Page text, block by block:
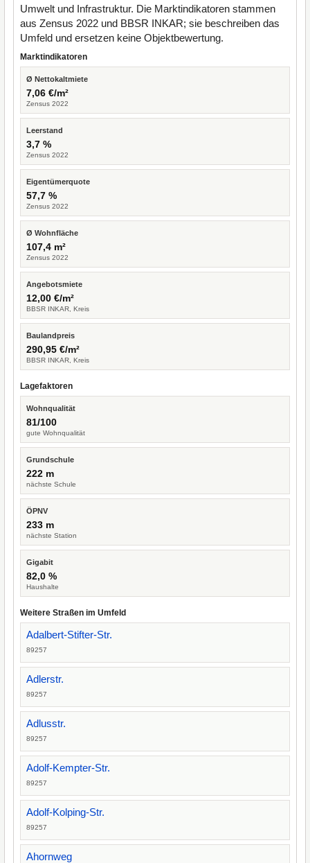
Umwelt und Infrastruktur. Die Marktindikatoren stammen
aus Zensus 2022 und BBSR INKAR; sie beschreiben das
Umfeld und ersetzen keine Objektbewertung.
Marktindikatoren
Ø Nettokaltmiete
7,06 €/m²
Zensus 2022
Leerstand
3,7 %
Zensus 2022
Eigentümerquote
57,7 %
Zensus 2022
Ø Wohnfläche
107,4 m²
Zensus 2022
Angebotsmiete
12,00 €/m²
BBSR INKAR, Kreis
Baulandpreis
290,95 €/m²
BBSR INKAR, Kreis
Lagefaktoren
Wohnqualität
81/100
gute Wohnqualität
Grundschule
222 m
nächste Schule
ÖPNV
233 m
nächste Station
Gigabit
82,0 %
Haushalte
Weitere Straßen im Umfeld
Adalbert-Stifter-Str.
89257
Adlerstr.
89257
Adlusstr.
89257
Adolf-Kempter-Str.
89257
Adolf-Kolping-Str.
89257
Ahornweg